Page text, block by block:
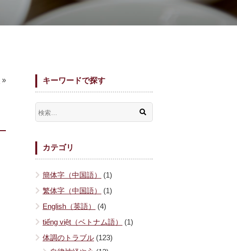
» キーワードで探す
カテゴリ
簡体字（中国語）
(1)
繁体字（中国語）
(1)
English（英語）
(4)
tiếng việt（ベトナム語）
(1)
体調のトラブル (123)